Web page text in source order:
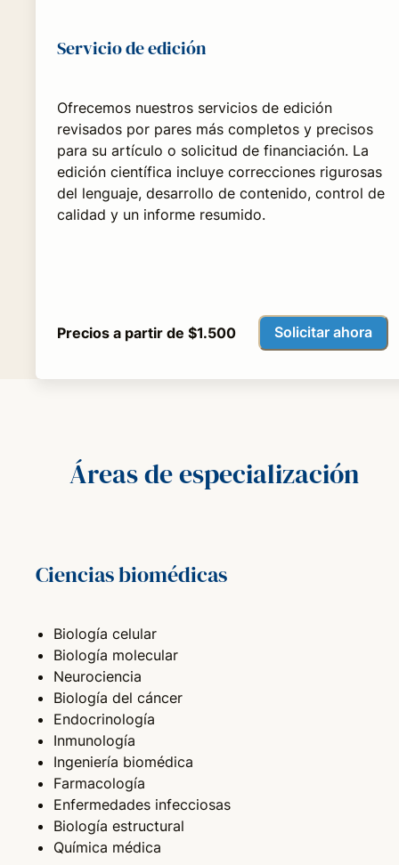
Servicio de edición
Ofrecemos nuestros servicios de edición
revisados por pares más completos y precisos
para su artículo o solicitud de financiación. La
edición científica incluye correcciones rigurosas
del lenguaje, desarrollo de contenido, control de
calidad y un informe resumido.
Precios a partir de $1.500 Solicitar ahora
Áreas de especialización
Ciencias biomédicas
Biología celular
Biología molecular
Neurociencia
Biología del cáncer
Endocrinología
Inmunología
Ingeniería biomédica
Farmacología
Enfermedades infecciosas
Biología estructural
Química médica